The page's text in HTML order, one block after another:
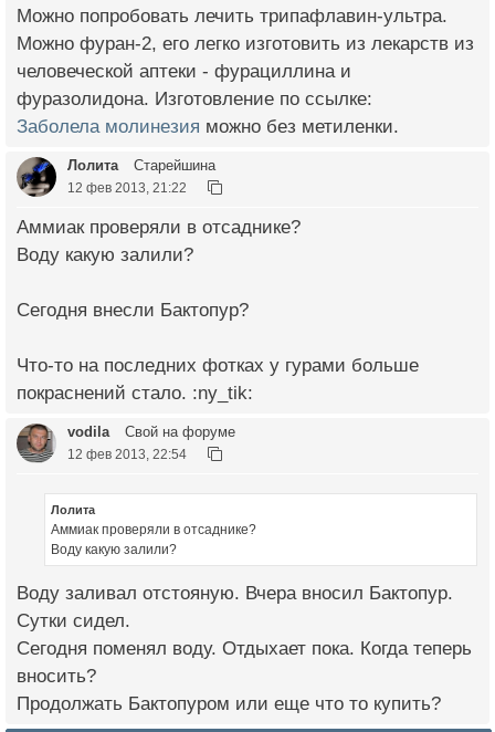
Можно попробовать лечить трипафлавин-ультра.
Можно фуран-2, его легко изготовить из лекарств из
человеческой аптеки - фурациллина и
фуразолидона. Изготовление по ссылке:
Заболела молинезия можно без метиленки.
Лолита Старейшина
12 фев 2013, 21:22
Аммиак проверяли в отсаднике?
Воду какую залили?
Сегодня внесли Бактопур?
Что-то на последних фотках у гурами больше
покраснений стало. :ny_tik:
vodila Свой на форуме
12 фев 2013, 22:54
Лолита
Аммиак проверяли в отсаднике?
Воду какую залили?
Воду заливал отстояную. Вчера вносил Бактопур.
Сутки сидел.
Сегодня поменял воду. Отдыхает пока. Когда теперь
вносить?
Продолжать Бактопуром или еще что то купить?